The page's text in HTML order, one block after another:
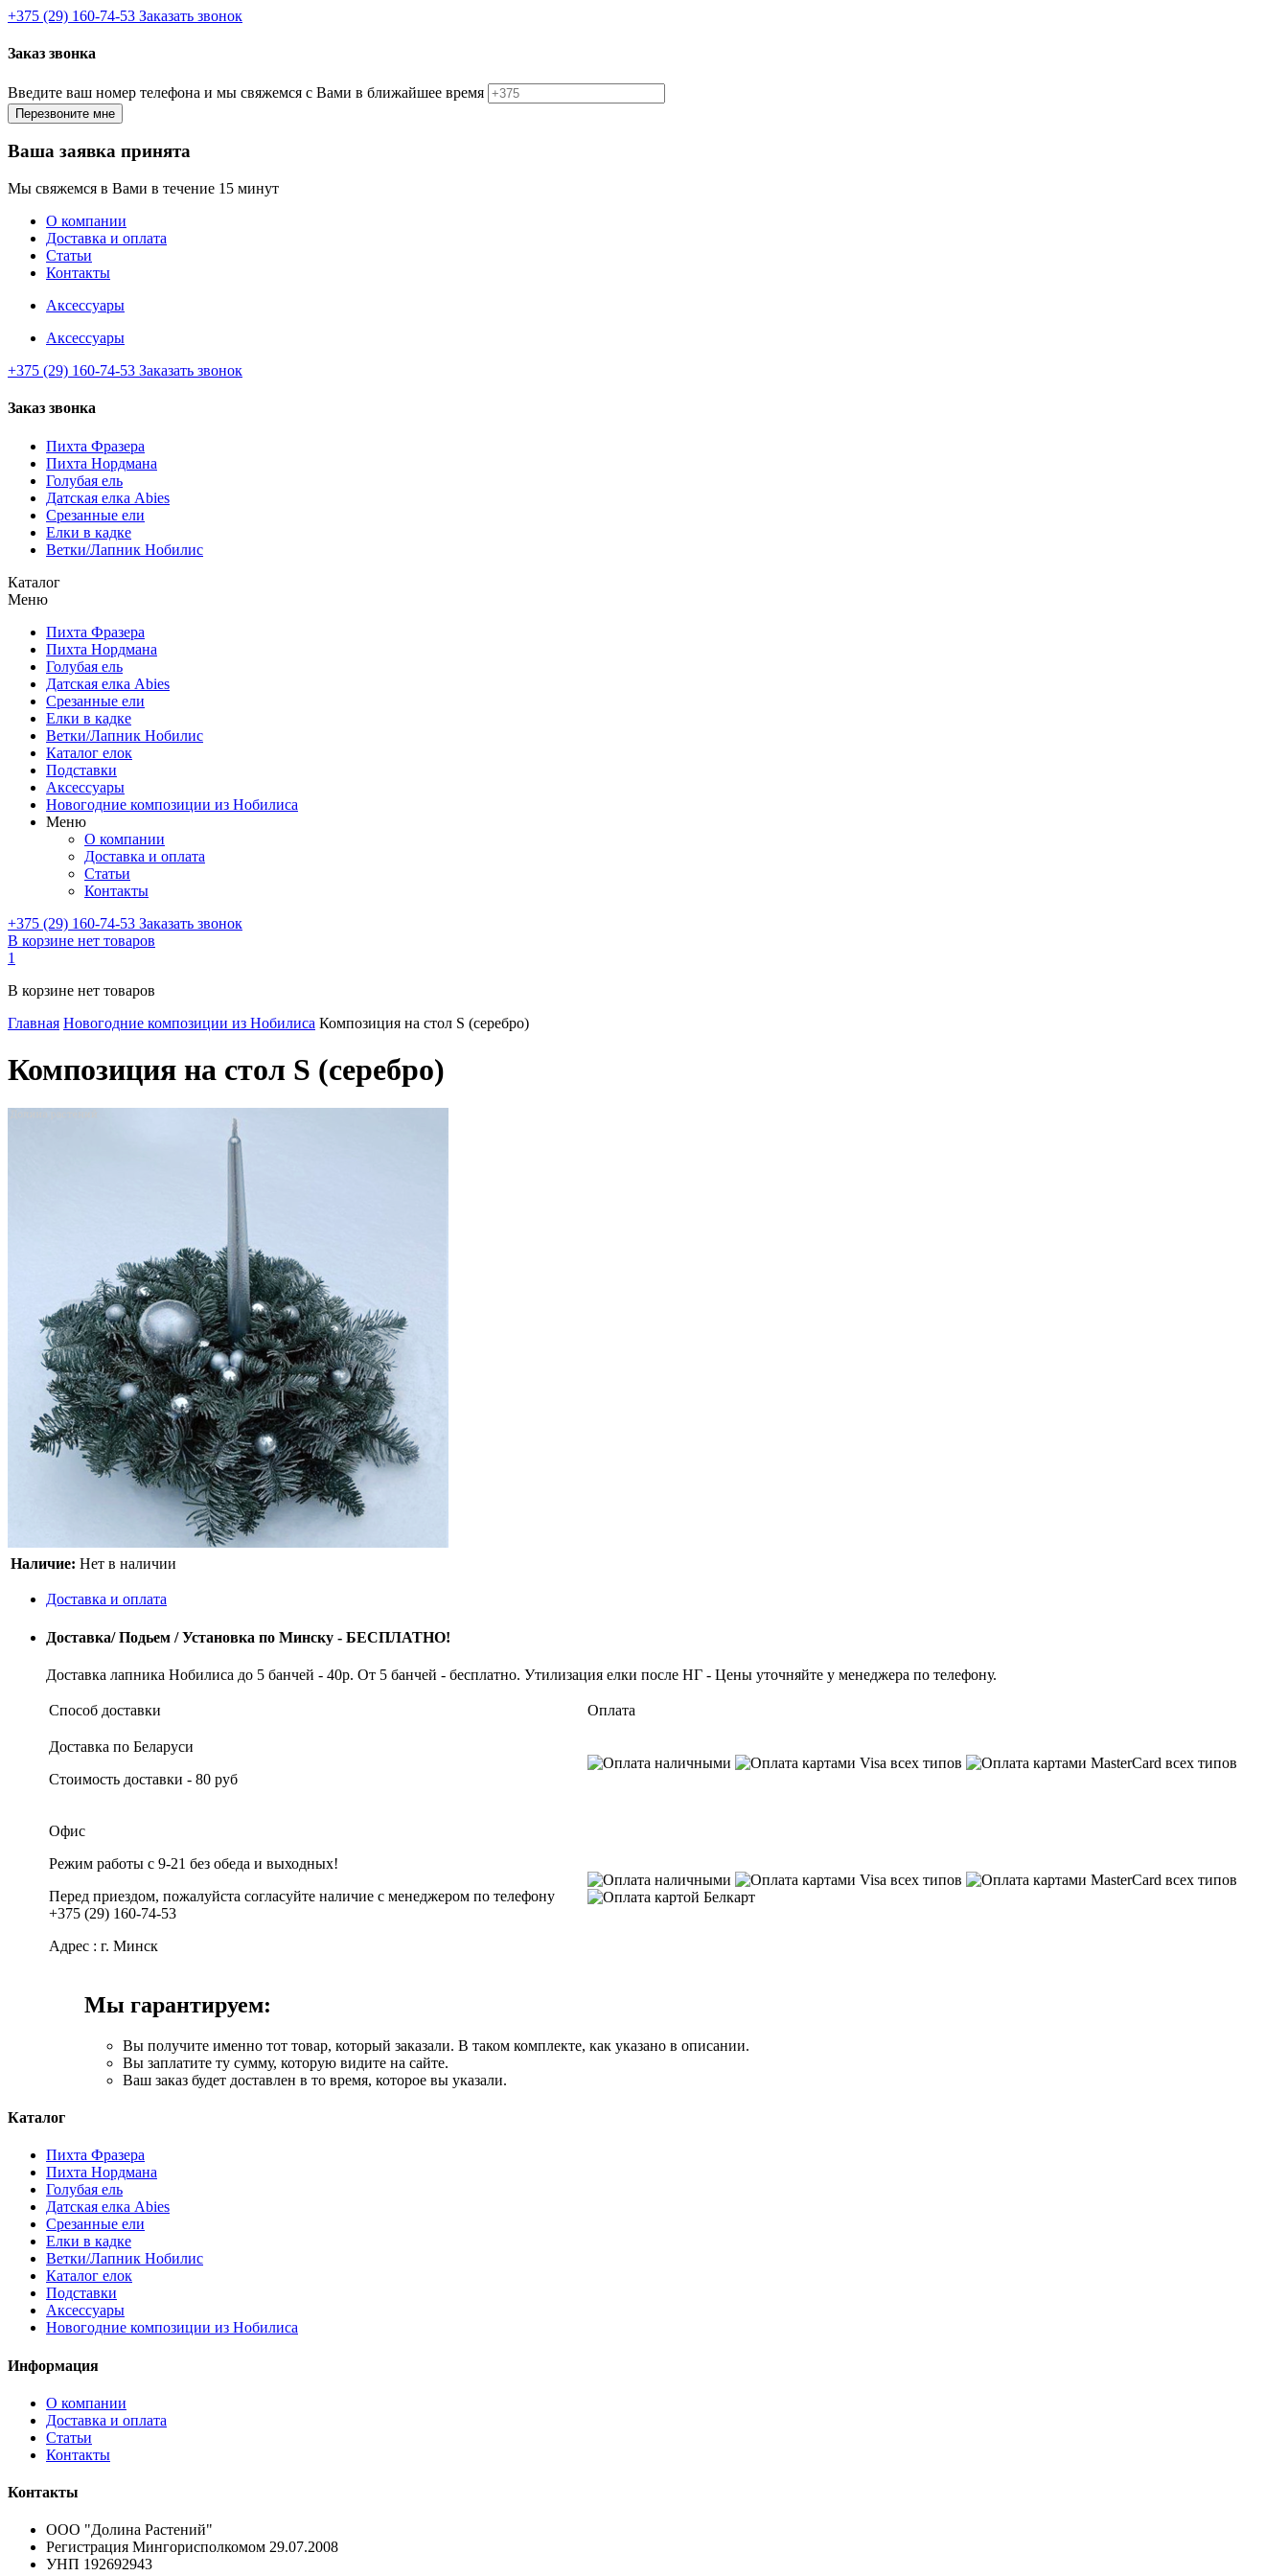
+375 (29) 160-74-53 Заказать звонок
Заказ звонка
Введите ваш номер телефона и мы свяжемся с Вами в ближайшее время
Ваша заявка принята
Мы свяжемся в Вами в течение 15 минут
О компании
Доставка и оплата
Статьи
Контакты
Аксессуары
Аксессуары
+375 (29) 160-74-53 Заказать звонок
Заказ звонка
Пихта Фразера
Пихта Нордмана
Голубая ель
Датская елка Abies
Срезанные ели
Елки в кадке
Ветки/Лапник Нобилис
Каталог
Меню
Пихта Фразера
Пихта Нордмана
Голубая ель
Датская елка Abies
Срезанные ели
Елки в кадке
Ветки/Лапник Нобилис
Каталог елок
Подставки
Аксессуары
Новогодние композиции из Нобилиса
Меню
О компании
Доставка и оплата
Статьи
Контакты
+375 (29) 160-74-53 Заказать звонок
В корзине нет товаров
1
В корзине нет товаров
Главная Новогодние композиции из Нобилиса Композиция на стол S (серебро)
Композиция на стол S (серебро)
Наличие: Нет в наличии
Доставка и оплата
Доставка/ Подьем / Установка по Минску - БЕСПЛАТНО!
Доставка лапника Нобилиса до 5 банчей - 40р. От 5 банчей - бесплатно. Утилизация елки после НГ - Цены уточняйте у менеджера по телефону.
Способ доставки Оплата
Доставка по Беларуси
Стоимость доставки - 80 руб
Офис
Режим работы с 9-21 без обеда и выходных!
Перед приездом, пожалуйста согласуйте наличие с менеджером по телефону
+375 (29) 160-74-53
Адрес : г. Минск
Мы гарантируем:
Вы получите именно тот товар, который заказали. В таком комплекте, как указано в описании.
Вы заплатите ту сумму, которую видите на сайте.
Ваш заказ будет доставлен в то время, которое вы указали.
Каталог
Пихта Фразера
Пихта Нордмана
Голубая ель
Датская елка Abies
Срезанные ели
Елки в кадке
Ветки/Лапник Нобилис
Каталог елок
Подставки
Аксессуары
Новогодние композиции из Нобилиса
Информация
О компании
Доставка и оплата
Статьи
Контакты
Контакты
ООО "Долина Растений"
Регистрация Мингорисполкомом 29.07.2008
УНП 192692943